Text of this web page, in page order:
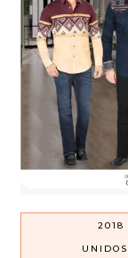
2018
UNIDOS